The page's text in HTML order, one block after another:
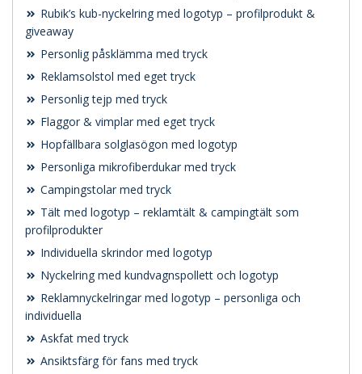
Rubik’s kub-nyckelring med logotyp – profilprodukt &
giveaway
Personlig påsklämma med tryck
Reklamsolstol med eget tryck
Personlig tejp med tryck
Flaggor & vimplar med eget tryck
Hopfällbara solglasögon med logotyp
Personliga mikrofiberdukar med tryck
Campingstolar med tryck
Tält med logotyp – reklamtält & campingtält som
profilprodukter
Individuella skrindor med logotyp
Nyckelring med kundvagnspollett och logotyp
Reklamnyckelringar med logotyp – personliga och
individuella
Askfat med tryck
Ansiktsfärg för fans med tryck